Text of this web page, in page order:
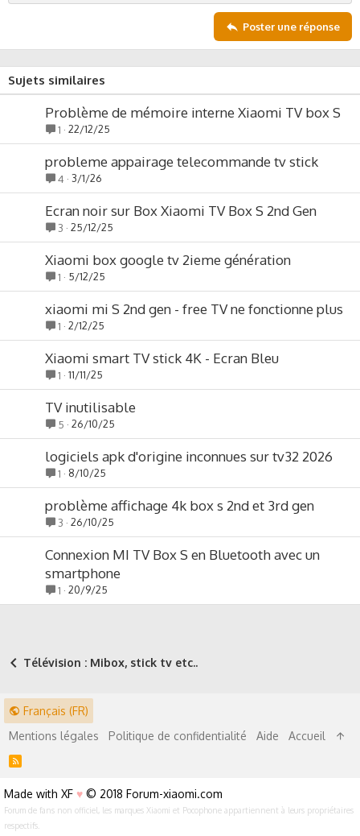
Poster une réponse
Sujets similaires
Problème de mémoire interne Xiaomi TV box S
1 22/12/25
probleme appairage telecommande tv stick
4 3/1/26
Ecran noir sur Box Xiaomi TV Box S 2nd Gen
3 25/12/25
Xiaomi box google tv 2ieme génération
1 5/12/25
xiaomi mi S 2nd gen - free TV ne fonctionne plus
1 2/12/25
Xiaomi smart TV stick 4K - Ecran Bleu
1 11/11/25
TV inutilisable
5 26/10/25
logiciels apk d'origine inconnues sur tv32 2026
1 8/10/25
problème affichage 4k box s 2nd et 3rd gen
3 26/10/25
Connexion MI TV Box S en Bluetooth avec un
smartphone
1 20/9/25
Télévision : Mibox, stick tv etc..
Français (FR)
Mentions légales
Politique de confidentialité Aide Accueil
R
Made with XF ♥ © 2018 Forum-xiaomi.com
Forum de fans non officiel, les marques Xiaomi et Pocophone appartiennent à leurs propriétaires
respectifs.